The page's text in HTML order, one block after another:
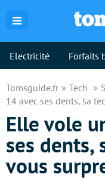
Electricité Forfaits
Tomsguide.fr Tech
14 avec ses dents, sa
Elle vole
ses dents,
vous